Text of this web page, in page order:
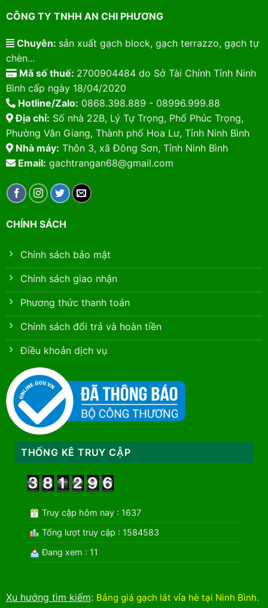
CÔNG TY TNHH AN CHI PHƯƠNG
Chuyên: sản xuất gạch block, gạch terrazzo, gạch tự
chèn...
Mã số thuế: 2700904484 do Sở Tài Chính Tỉnh Ninh
Bình cấp ngày 18/04/2020
Hotline/Zalo: 0868.398.889 - 08996.999.88
Địa chỉ: Số nhà 22B, Lý Tự Trọng, Phố Phúc Trọng,
Phường Vân Giang, Thành phố Hoa Lư, Tỉnh Ninh Bình
Nhà máy: Thôn 3, xã Đông Sơn, Tỉnh Ninh Bình
Email: gachtrangan68@gmail.com
CHÍNH SÁCH
Chính sách bảo mật
Chính sách giao nhận
Phương thức thanh toán
Chính sách đổi trả và hoàn tiền
Điều khoản dịch vụ
THỐNG KÊ TRUY CẬP
Truy cập hôm nay : 1637
Tổng lượt truy cập : 1584583
Đang xem : 11
Xu hướng tìm kiếm: Bảng giá gạch lát vỉa hè tại Ninh Bình.